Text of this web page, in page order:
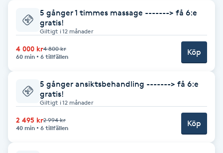
Babylights
Balayage
Bambumassage
Barnklippning
5 gånger 1 timmes massage -------> få 6:e
gratis!
Giltigt i 12 månader
4 000 kr4 800 kr
60 min
6 tillfällen Köp
5 gånger ansiktsbehandling -------> få 6:e
gratis!
Giltigt i 12 månader
2 495 kr2 994 kr
40 min
6 tillfällen Köp